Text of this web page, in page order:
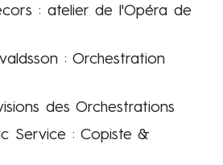
: atelier de l'Opéra de
: Orchestration
des Orchestrations
Service : Copiste &